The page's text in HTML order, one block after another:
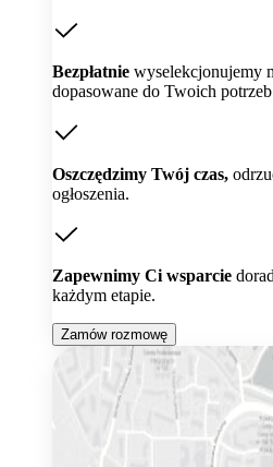
Bezpłatnie wyselekcjonujemy
dopasowane do Twoich
Oszczędzimy Twój czas,
ogłoszenia.
Zapewnimy Ci wsparcie
każdym etapie.
Zamów rozmowę